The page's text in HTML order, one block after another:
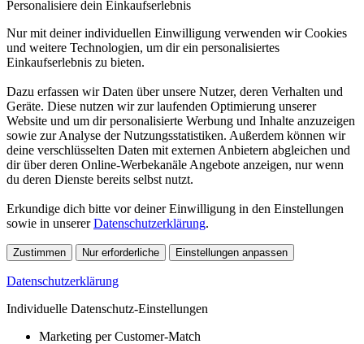
Personalisiere dein Einkaufserlebnis
Nur mit deiner individuellen Einwilligung verwenden wir Cookies
und weitere Technologien, um dir ein personalisiertes
Einkaufserlebnis zu bieten.
Dazu erfassen wir Daten über unsere Nutzer, deren Verhalten und
Geräte. Diese nutzen wir zur laufenden Optimierung unserer
Website und um dir personalisierte Werbung und Inhalte anzuzeigen
sowie zur Analyse der Nutzungsstatistiken. Außerdem können wir
deine verschlüsselten Daten mit externen Anbietern abgleichen und
dir über deren Online-Werbekanäle Angebote anzeigen, nur wenn
du deren Dienste bereits selbst nutzt.
Erkundige dich bitte vor deiner Einwilligung in den Einstellungen
sowie in unsererDatenschutzerklärung.
Zustimmen Nur erforderliche Einstellungen anpassen
Datenschutzerklärung
Individuelle Datenschutz-Einstellungen
Marketing per Customer-Match